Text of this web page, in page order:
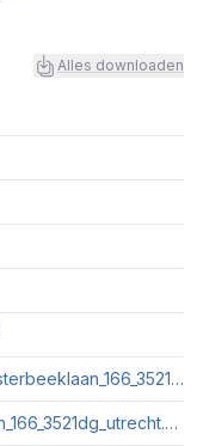
Alles downloaden
20221010_bestemmingsrapport_voorsterbeeklaan_166_3521dg_utrecht_nl_imro_0344_bvkanaleneiland_0601.pdf
20221010_luchtfoto_voorsterbeeklaan_166_3521dg_utrecht.pdf